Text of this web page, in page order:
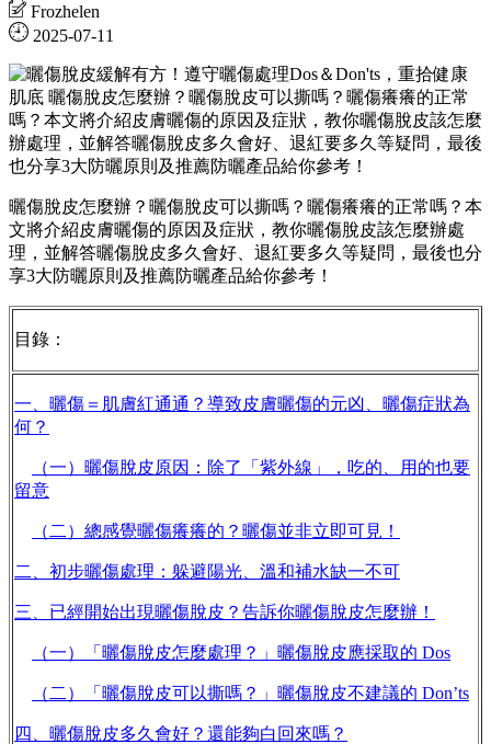
Frozhelen
2025-07-11
曬傷脫皮怎麼辦？曬傷脫皮可以撕嗎？曬傷癢癢的正常嗎？本
文將介紹皮膚曬傷的原因及症狀，教你曬傷脫皮該怎麼辦處
理，並解答曬傷脫皮多久會好、退紅要多久等疑問，最後也分
享3大防曬原則及推薦防曬產品給你參考！
目錄：
一、曬傷＝肌膚紅通通？導致皮膚曬傷的元凶、曬傷症狀為
何？
（一）曬傷脫皮原因：除了「紫外線」，吃的、用的也要
留意
（二）總感覺曬傷癢癢的？曬傷並非立即可見！
二、初步曬傷處理：躲避陽光、溫和補水缺一不可
三、已經開始出現曬傷脫皮？告訴你曬傷脫皮怎麼辦！
（一）「曬傷脫皮怎麼處理？」曬傷脫皮應採取的 Dos
（二）「曬傷脫皮可以撕嗎？」曬傷脫皮不建議的 Don’ts
四、曬傷脫皮多久會好？還能夠白回來嗎？